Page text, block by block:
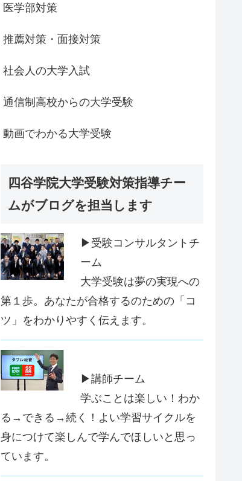
医学部対策
推薦対策・面接対策
社会人の大学入試
通信制高校からの大学受験
動画でわかる大学受験
四谷学院大学受験対策指導チー
ムがブログを担当します
▶受験コンサルタントチ
ーム
大学受験は夢の実現への
第１歩。あなたが合格するのための「コ
ツ」をわかりやすく伝えます。
▶講師チーム
学ぶことは楽しい！わか
る→できる→続く！よい学習サイクルを
身につけて楽しんで学んでほしいと思っ
ています。